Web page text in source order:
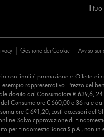
Il
Gestione dei Cookie Avviso sui
con finalità promozionale. Offerta di
rappresentativo: Prezzo del
dovuto dal Consumatore € 639,6,
Consumatore € 660,00 e 36 rate
€ 691,20, costi accessori
Salvo approvazione di
per Findomestic Banca S.p.A., non in